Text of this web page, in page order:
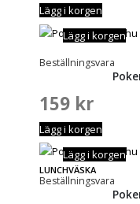
Lägg i korgen
Beställningsvara
Lägg i korgen
159 kr
Lägg i korgen
LUNCHVÄSKA
Beställningsvara
Lägg i korgen